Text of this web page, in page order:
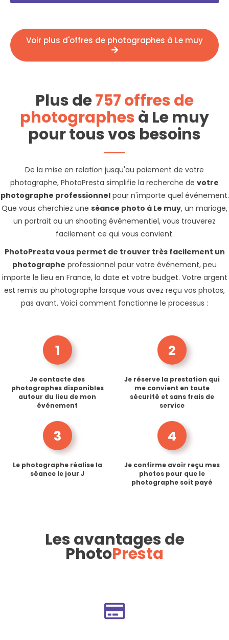
Plus de757 offres de
photographesà Le muy
pour tous vos besoins
De la mise en relation jusqu'au paiement de votre
photographe, PhotoPresta simplifie la recherche de votre
photographe professionnelpour n'importe quel événement.
Que vous cherchiez une séance photo à Le muy, un mariage,
un portrait ou un shooting événementiel, vous trouverez
facilement ce qui vous convient.
PhotoPresta vous permet de trouver très facilement un
photographe professionnel pour votre événement, peu
importe le lieu en France, la date et votre budget. Votre argent
est remis au photographe lorsque vous avez reçu vos photos,
pas avant. Voici comment fonctionne le processus :
1
Je contacte des
photographes disponibles
autour du lieu de mon
événement
2
Je réserve la prestation qui
me convient en toute
sécurité et sans frais de
service
3
Le photographe réalise la
séance le jour J
4
Je confirme avoir reçu mes
photos pour que le
photographe soit payé
Les avantages de
PhotoPresta